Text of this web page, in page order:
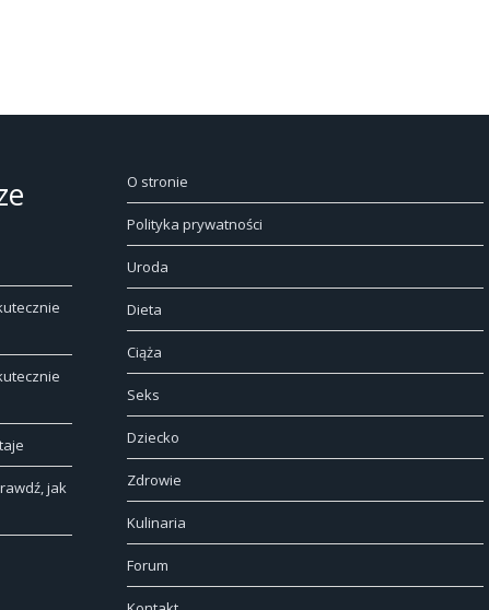
jak
O stronie
Polityka prywatności
Uroda
Dieta
Ciąża
Seks
Dziecko
Zdrowie
Kulinaria
Forum